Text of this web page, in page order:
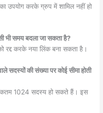
उपयोग करके ग्रुप में शामिल नहीं हो
भी समय बदला जा सकता है?
रद्द करके नया लिंक बना सकता है।
सदस्यों की संख्या पर कोई सीमा होती
1024 सदस्य हो सकते हैं। इस